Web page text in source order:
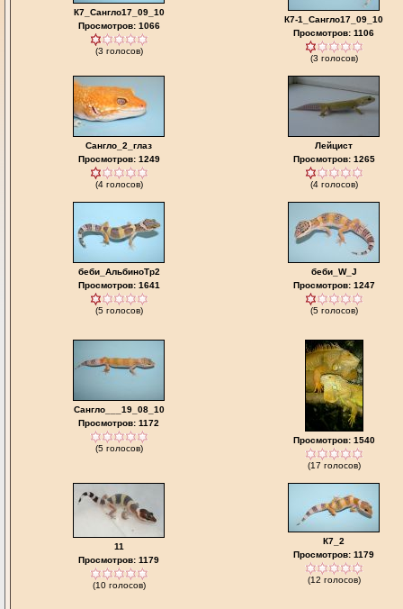
К7_Сангло17_09_10
Просмотров: 1066
(3 голосов)
К7-1_Сангло17_09_10
Просмотров: 1106
(3 голосов)
Сангло_2_глаз
Просмотров: 1249
(4 голосов)
Лейцист
Просмотров: 1265
(4 голосов)
беби_АльбиноТр2
Просмотров: 1641
(5 голосов)
беби_W_J
Просмотров: 1247
(5 голосов)
Сангло___19_08_10
Просмотров: 1172
(5 голосов)
Просмотров: 1540
(17 голосов)
11
Просмотров: 1179
(10 голосов)
К7_2
Просмотров: 1179
(12 голосов)